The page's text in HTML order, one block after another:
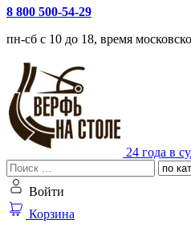
8 800 500-54-29
пн-сб с 10 до 18, время
24 года в
Войти
Корзина